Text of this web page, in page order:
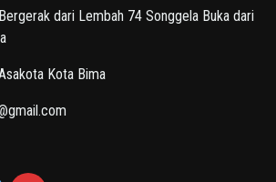
dari Lembah 74 Songgela Buka dari
Kota Bima